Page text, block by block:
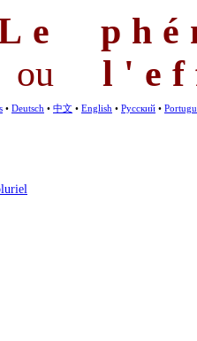
ou
• Deutsch • 中文 • English • Русский •